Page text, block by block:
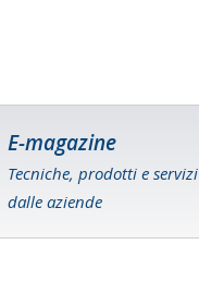
E-magazine
Tecniche, prodotti e servizi
dalle aziende